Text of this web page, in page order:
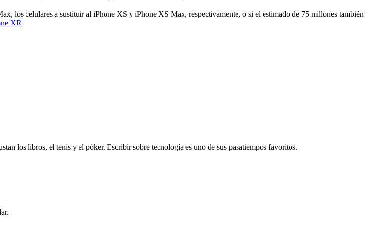
los celulares a sustituir al iPhone XS y iPhone XS Max, respectivamente, o si el estimado de 75 millones también
XR.
los libros, el tenis y el póker. Escribir sobre tecnología es uno de sus pasatiempos favoritos.